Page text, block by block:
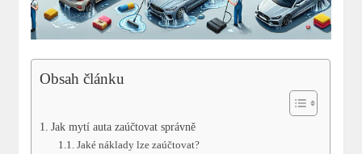
Obsah článku
Jak mytí auta zaúčtovat správně
Jaké náklady lze zaúčtovat?